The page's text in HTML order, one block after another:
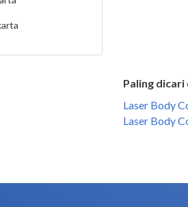
Paling
Laser Body
Laser Body